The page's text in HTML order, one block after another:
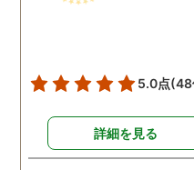
と会い、そのまま夜ま
間もラブホテルの利
たようで、たった一日
倫の証拠を揃えるこ
5.0点(48
詳細を見る